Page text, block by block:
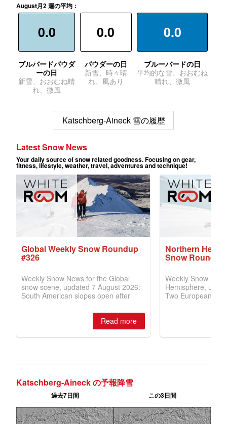
August月2 週の平均：
0.0
ブルバードパウダ
ーの日
新雪、おおむね晴
れ、微風
0.0
パウダーの日
新雪、時々晴
れ、風あり
0.0
ブルーバードの日
平均的な雪、おおむね
晴れ、微風
Katschberg-Aineck 雪の履歴
Katschberg-Aineck の予報降雪
過去7日間 この3日間